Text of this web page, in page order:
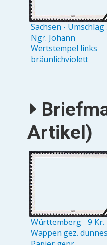
Sachsen - Umschlag
Ngr. Johann
Wertstempel links
bräunlichviolett
Artikel)
Württemberg - 9 Kr.
Wappen gez. dünnes